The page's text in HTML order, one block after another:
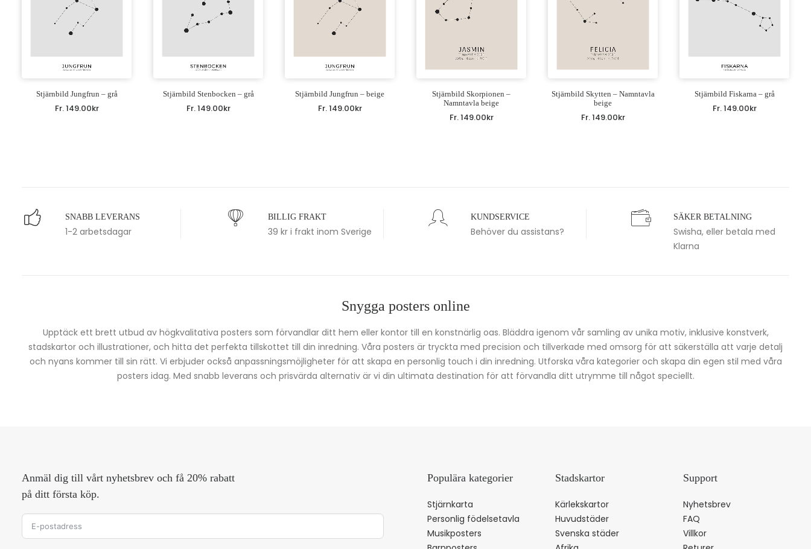
Stjärnbild Jungfrun – grå
Fr.149.00kr
Stjärnbild Stenbocken – grå
Fr.149.00kr
Stjärnbild Jungfrun – beige
Fr.149.00kr
Stjärnbild Skorpionen –
Namntavla beige
Fr.149.00kr
Stjärnbild Skytten – Namntavla
beige
Fr.149.00kr
Stjärnbild Fiskarna – grå
Fr.149.00kr
SNABB LEVERANS
1-2 arbetsdagar
BILLIG FRAKT
39 kr i frakt inom Sverige
KUNDSERVICE
Behöver du assistans?
SÄKER BETALNING
Swisha, eller betala med
Klarna
Snygga posters online
Upptäck ett brett utbud av högkvalitativa posters som förvandlar ditt hem eller kontor till en konstnärlig oas. Bläddra igenom vår samling av unika motiv, inklusive konstverk,
stadskartor och illustrationer, och hitta det perfekta tillskottet till din inredning. Våra posters är tryckta med precision och tillverkade med omsorg för att säkerställa att varje detalj
och nyans kommer till sin rätt. Vi erbjuder också anpassningsmöjligheter för att skapa en personlig touch i din inredning. Utforska våra kategorier och skapa din egen stil med våra
posters idag. Med snabb leverans och prisvärda alternativ är vi din ultimata destination för att förvandla ditt utrymme till något speciellt.
Anmäl dig till vårt nyhetsbrev och få 20% rabatt
på ditt första köp.
Populära kategorier
Stjärnkarta
Personlig födelsetavla
Musikposters
Stadskartor
Kärlekskartor
Huvudstäder
Svenska städer
Support
Nyhetsbrev
FAQ
Villkor